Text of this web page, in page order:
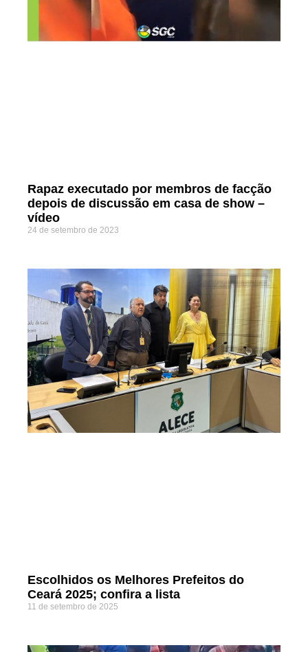
Rapaz executado por membros de facção
depois de discussão em casa de show –
vídeo
24 de setembro de 2023
Escolhidos os Melhores Prefeitos do
Ceará 2025; confira a lista
11 de setembro de 2025